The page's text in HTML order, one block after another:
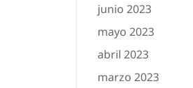
junio 2023
mayo 2023
abril 2023
marzo 2023